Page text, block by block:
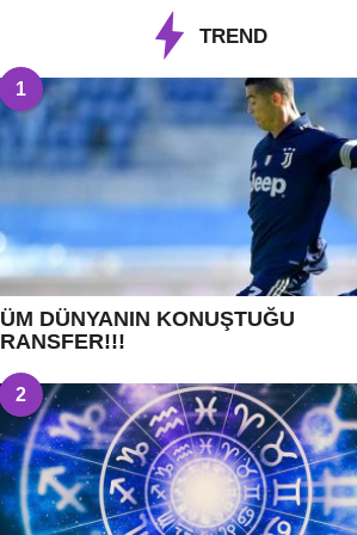
TREND
1
DÜNYANIN KONUŞTUĞU
2